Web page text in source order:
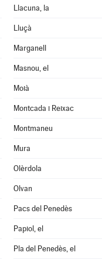
Llacuna, la
Lluçà
Marganell
Masnou, el
Moià
Montcada i Reixac
Montmaneu
Mura
Olèrdola
Olvan
Pacs del Penedès
Papiol, el
Pla del Penedès, el